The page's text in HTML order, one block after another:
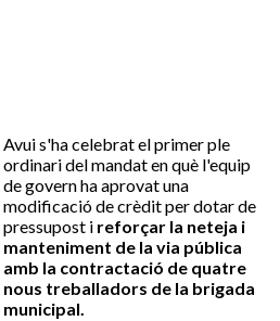
Avui s'ha celebrat el primer ple
ordinari del mandat en què l'equip
de govern ha aprovat una
modificació de crèdit per dotar de
pressupost i reforçar la neteja i
manteniment de la via pública
amb la contractació de quatre
nous treballadors de la brigada
municipal.